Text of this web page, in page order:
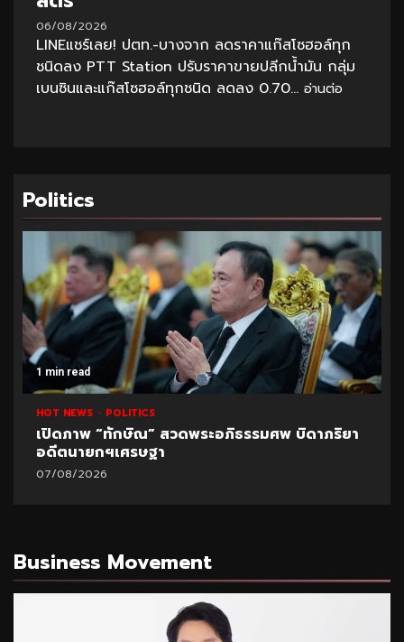
06/08/2026
LINEแชร์เลย! ปตท.-บางจาก ลดราคาแก๊สโซฮอล์ทุก
ชนิดลง PTT Station ปรับราคาขายปลีกน้ำมัน กลุ่ม
เบนซินและแก๊สโซฮอล์ทุกชนิด ลดลง 0.70... อ่านต่อ
Politics
POLITICS
“ทักษิณ” สวดพระอภิธรรมศพ บิดาภริยา
กฯเศรษฐา
1 min read
ปูด!ข้อมูล
Business Movement